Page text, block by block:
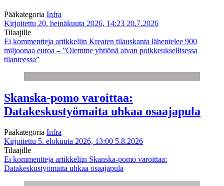
Pääkategoria Infra
Kirjoitettu 20. heinäkuuta 2026, 14:23 20.7.2026
Tilaajille
Ei kommentteja artikkeliin Kreaten tilauskanta lähentelee 900
miljoonaa euroa – ”Olemme yhtiönä aivan poikkeuksellisessa
tilanteessa”
Skanska-pomo varoittaa:
Datakeskustyömaita uhkaa osaajapula
Pääkategoria Infra
Kirjoitettu 5. elokuuta 2026, 13:00 5.8.2026
Tilaajille
Ei kommentteja artikkeliin Skanska-pomo varoittaa:
Datakeskustyömaita uhkaa osaajapula